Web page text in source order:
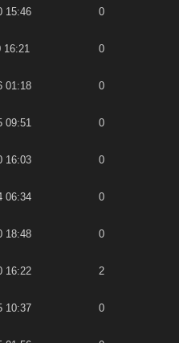
15:46 0
16:21 0
01:18 0
09:51 0
16:03 0
06:34 0
18:48 0
16:22 2
10:37 0